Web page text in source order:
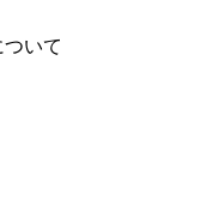
いて